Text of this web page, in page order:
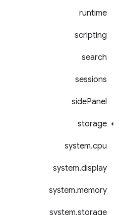
runtime
scripting
search
sessions
sidePanel
storage
system.cpu
system.display
system.memory
system.storage